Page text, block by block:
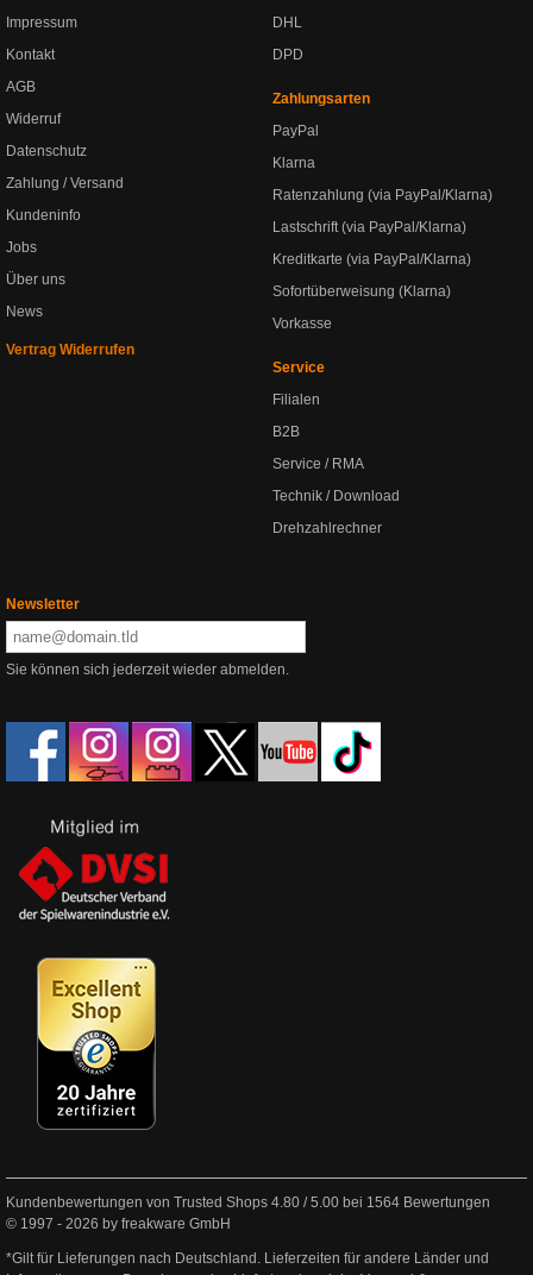
Impressum
Kontakt
AGB
Widerruf
Datenschutz
Zahlung / Versand
Kundeninfo
Jobs
Über uns
News
Vertrag Widerrufen
DHL
DPD
Zahlungsarten
PayPal
Klarna
Ratenzahlung (via PayPal/Klarna)
Lastschrift (via PayPal/Klarna)
Kreditkarte (via PayPal/Klarna)
Sofortüberweisung (Klarna)
Vorkasse
Service
Filialen
B2B
Service / RMA
Technik / Download
Drehzahlrechner
Newsletter
Sie können sich jederzeit wieder abmelden.
Kundenbewertungen von Trusted Shops 4.80 /5.00 bei 1564 Bewertungen
© 1997 - 2026 by freakware GmbH
*Gilt für Lieferungen nach Deutschland. Lieferzeiten für andere Länder und